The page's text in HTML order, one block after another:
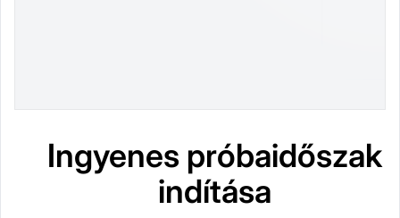
Ingyenes próbaidőszak
indítása